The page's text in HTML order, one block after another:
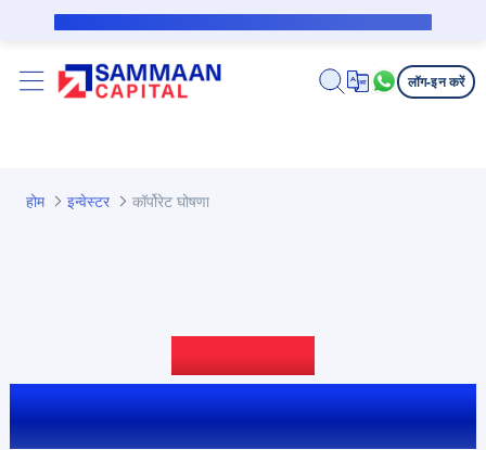
मुख्य कंटेंट पर जाएं
लॉग-इन करें
होम इन्वेस्टर कॉर्पोरेट घोषणा
लेटेस्ट डिस्क्लोज़र और सूचनाएं